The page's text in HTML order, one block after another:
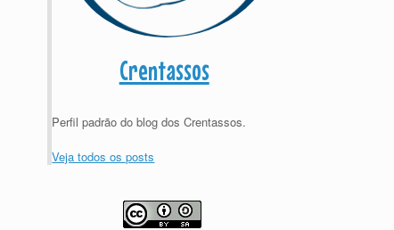
Crentassos
Perfil padrão do blog dos Crentassos.
Veja todos os posts